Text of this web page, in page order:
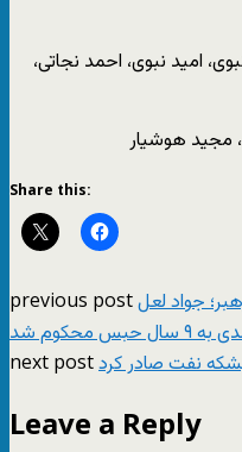
نبوی، امید نبوی، احمد نجاتی،
Share this:
previous postجواد لعل
حبس محکوم شد
next post
Leave a Reply